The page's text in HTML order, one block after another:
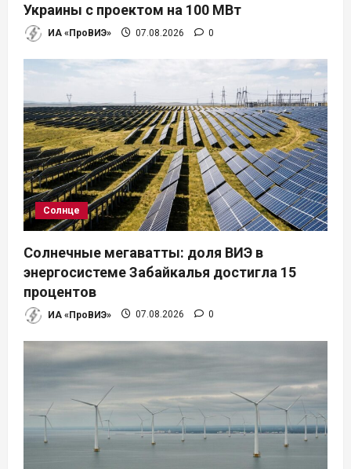
Украины с проектом на 100 МВт
ИА «ПроВИЭ» 07.08.2026 0
Солнце
Солнечные мегаватты: доля ВИЭ в
энергосистеме Забайкалья достигла 15
процентов
ИА «ПроВИЭ» 07.08.2026 0